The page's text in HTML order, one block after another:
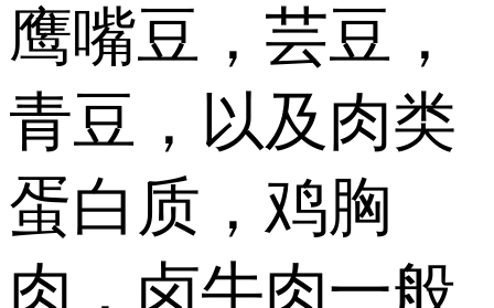
鹰嘴豆，芸豆，
青豆，以及肉类
蛋白质，鸡胸
肉，卤牛肉一般